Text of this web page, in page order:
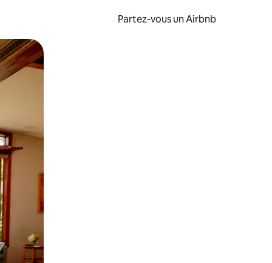
Partez-vous un Airbnb
en les faisant glisser.